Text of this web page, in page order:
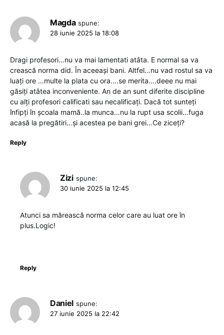
Magda spune:
28 iunie 2025 la 18:08
Dragi profesori…nu va mai lamentati atâta. E normal sa va
crească norma did. În aceeași bani. Altfel…nu vad rostul sa va
luați ore …multe la plata cu ora….se merita….deee nu mai
găsiți atâtea inconveniente. An de an sunt diferite discipline
cu alți profesori calificati sau necalificați. Dacă tot sunteți
înfipți în școala mamă..la munca…nu la rupt usa scolii…fuga
acasă la pregătiri…și acestea pe bani grei…Ce ziceți?
Reply
Zizi spune:
30 iunie 2025 la 12:45
Atunci sa mărească norma celor care au luat ore în
plus.Logic!
Reply
Daniel spune:
27 iunie 2025 la 22:42